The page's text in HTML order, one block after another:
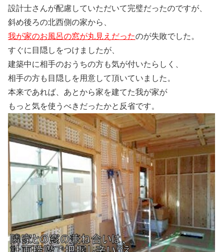
設計士さんが配慮していただいて完璧だったのですが、
斜め後ろの北西側の家から、
我が家のお風呂の窓が丸見えだったのが失敗でした。
すぐに目隠しをつけましたが、
建築中に相手のおうちの方も気が付いたらしく、
相手の方も目隠しを用意して頂いていました。
本来であれば、あとから家を建てた我が家が
もっと気を使うべきだったかと反省です。